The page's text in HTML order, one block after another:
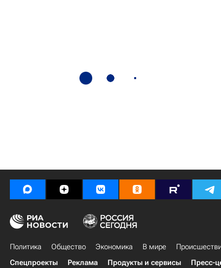
Политика Общество Экономика В мире
Спецпроекты
Реклама Продукты и сервисы Пресс-